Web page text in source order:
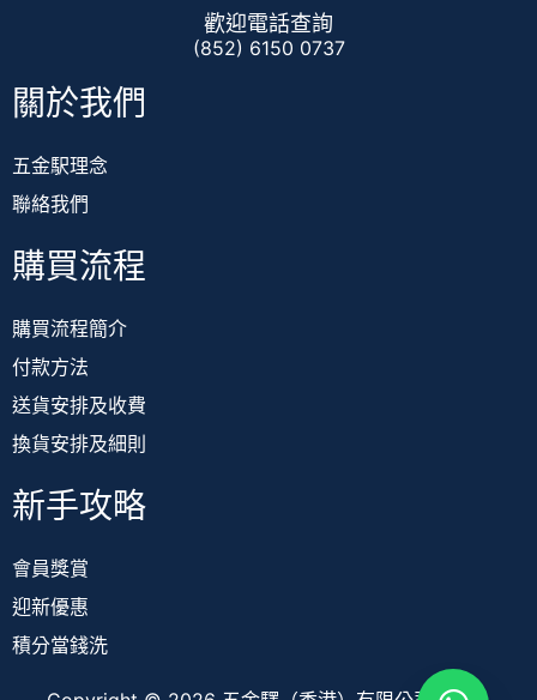
歡迎電話查詢
(852) 6150 0737
關於我們
五金駅理念
聯絡我們
購買流程
購買流程簡介
付款方法
送貨安排及收費
換貨安排及細則
新手攻略
會員獎賞
迎新優惠
積分當錢洗